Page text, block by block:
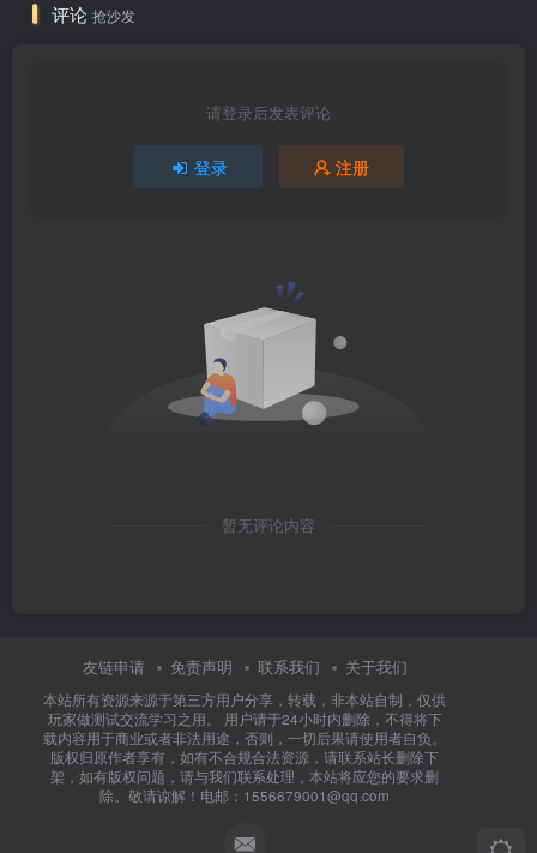
评论 抢沙发
请登录后发表评论
登录 注册
暂无评论内容
友链申请 免责声明 联系我们 关于我们
本站所有资源来源于第三方用户分享，转载，非本站自制，仅供
玩家做测试交流学习之用。 用户请于24小时内删除，不得将下
载内容用于商业或者非法用途，否则，一切后果请使用者自负。
版权归原作者享有，如有不合规合法资源，请联系站长删除下
架，如有版权问题，请与我们联系处理，本站将应您的要求删
除。敬请谅解！电邮：1556679001@qq.com